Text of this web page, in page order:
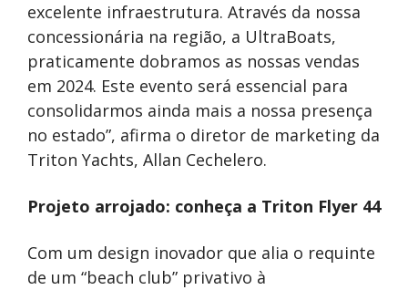
excelente infraestrutura. Através da nossa
concessionária na região, a UltraBoats,
praticamente dobramos as nossas vendas
em 2024. Este evento será essencial para
consolidarmos ainda mais a nossa presença
no estado”, afirma o diretor de marketing da
Triton Yachts, Allan Cechelero.
Projeto arrojado: conheça a Triton Flyer 44
Com um design inovador que alia o requinte
de um “beach club” privativo à